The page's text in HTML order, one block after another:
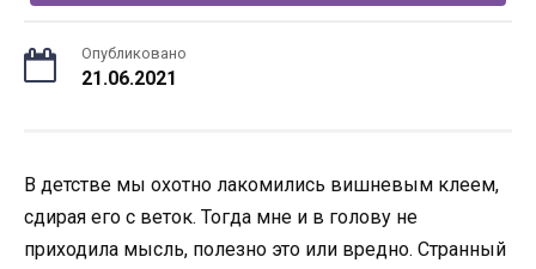
Опубликовано
21.06.2021
В детстве мы охотно лакомились вишневым клеем,
сдирая его с веток. Тогда мне и в голову не
приходила мысль, полезно это или вредно. Странный